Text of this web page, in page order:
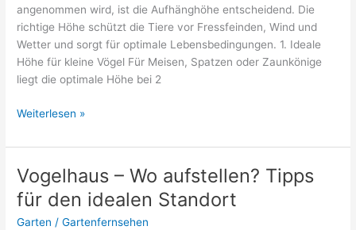
angenommen wird, ist die Aufhänghöhe entscheidend. Die
richtige Höhe schützt die Tiere vor Fressfeinden, Wind und
Wetter und sorgt für optimale Lebensbedingungen. 1. Ideale
Höhe für kleine Vögel Für Meisen, Spatzen oder Zaunkönige
liegt die optimale Höhe bei 2
Vogelhaus
Wie
aufhängen?
Tipps
für
Weiterlesen »
Vogelhaus – Wo aufstellen? Tipps
für den idealen Standort
Garten /Gartenfernsehen